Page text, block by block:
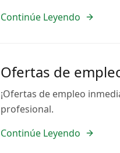
Continúe Leyendo
Ofertas de
¡Ofertas de empleo
profesional.
Continúe Leyendo